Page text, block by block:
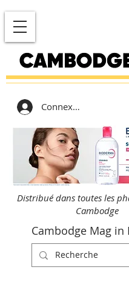
Connexion
Distribué dans toutes les
Cambodge
Cambodge Mag in